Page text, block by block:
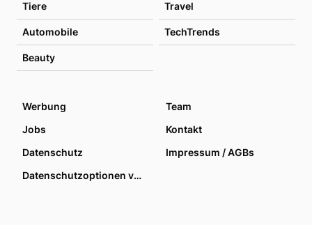
Tiere Travel
Automobile TechTrends
Beauty
Werbung
Team
Jobs
Kontakt
Datenschutz
Impressum / AGBs
Datenschutzoptionen verwalten